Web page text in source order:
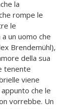
la
rompe le
le
un uomo che
Brendemühl),
della sua
tenente
viene
che le
vorrebbe. Un